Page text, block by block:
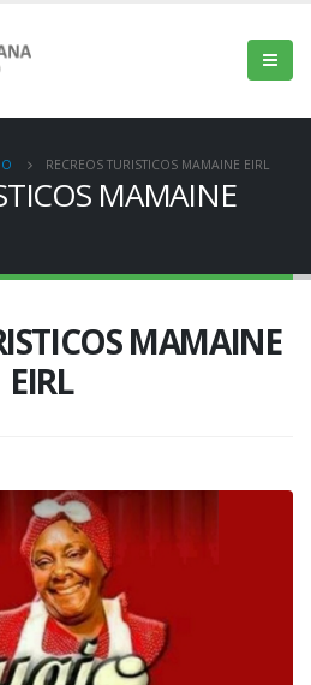
RECREOS TURISTICOS MAMAINE EIRL
MAMAINE
MAMAINE
EIRL